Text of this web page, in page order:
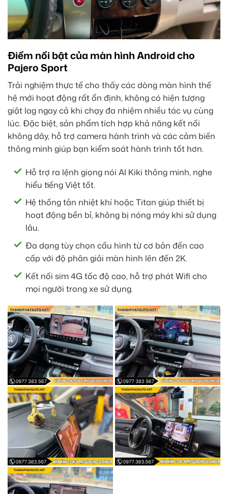
Điểm nổi bật của màn hình Android cho
Pajero Sport
Trải nghiệm thực tế cho thấy các dòng màn hình thế
hệ mới hoạt động rất ổn định, không có hiện tượng
giật lag ngay cả khi chạy đa nhiệm nhiều tác vụ cùng
lúc. Đặc biệt, sản phẩm tích hợp khả năng kết nối
không dây, hỗ trợ camera hành trình và các cảm biến
thông minh giúp bạn kiểm soát hành trình tốt hơn.
Hỗ trợ ra lệnh giọng nói AI Kiki thông minh, nghe
hiểu tiếng Việt tốt.
Hệ thống tản nhiệt khí hoặc Titan giúp thiết bị
hoạt động bền bỉ, không bị nóng máy khi sử dụng
lâu.
Đa dạng tùy chọn cấu hình từ cơ bản đến cao
cấp với độ phân giải màn hình lên đến 2K.
Kết nối sim 4G tốc độ cao, hỗ trợ phát Wifi cho
mọi người trong xe sử dụng.